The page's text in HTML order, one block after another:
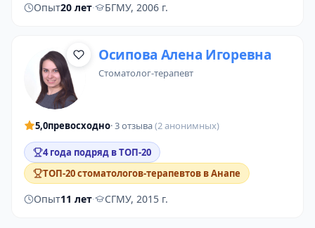
Опыт20 лет· БГМУ, 2006 г.
Осипова Алена Игоревна
стоматолог-терапевт
5,0превосходно· 3 отзыва(2 анонимных)
4 года подряд в ТОП-20
ТОП-20 стоматологов-терапевтов в Анапе
Опыт11 лет· СГМУ, 2015 г.